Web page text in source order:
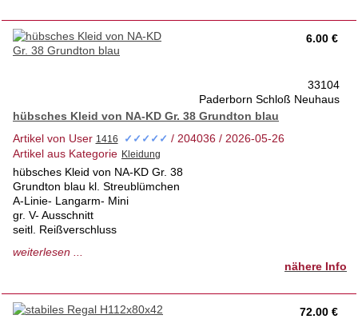
Versand auf Anfrage
6.00 €
33104
Paderborn Schloß Neuhaus
hübsches Kleid von NA-KD Gr. 38 Grundton blau
Artikel von User
✓✓✓✓✓ / 204036 / 2026-05-26
Artikel aus Kategorie
hübsches Kleid von NA-KD Gr. 38
Grundton blau kl. Streublümchen
A-Linie- Langarm- Mini
gr. V- Ausschnitt
seitl. Reißverschluss
tierfrei- Nichtraucherhaus- 1.Hd.
Versand auf Anfrage
weiterlesen ...
nähere Info
72.00 €